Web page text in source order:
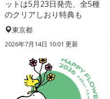
ットは5月23日発売、全5種
のクリアしおり特典も
東京都
2026年7月14日 10:01 更新